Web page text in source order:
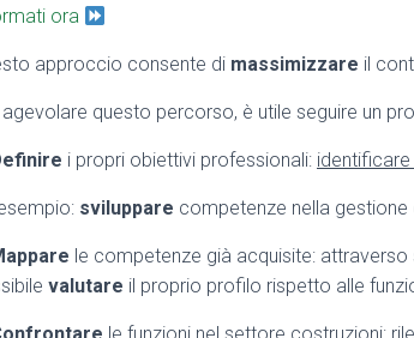
ora
approccio consente di massimizzare il
agevolare questo percorso, è utile seguire un
i propri obiettivi professionali:
sviluppare competenze nella gestione
le competenze già acquisite:
valutare il proprio profilo rispetto alle